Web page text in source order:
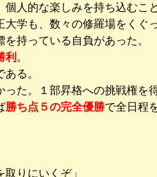
人的な楽しみを持ち込むこ
学も、数々の修羅場をくぐ
持っている自負があった。
利 。
る。
た。１部昇格への挑戦権を
勝ち点５の完全優勝で全日程
りにいくぞ」